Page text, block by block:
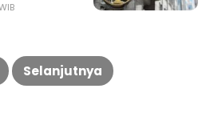
Selanjutnya